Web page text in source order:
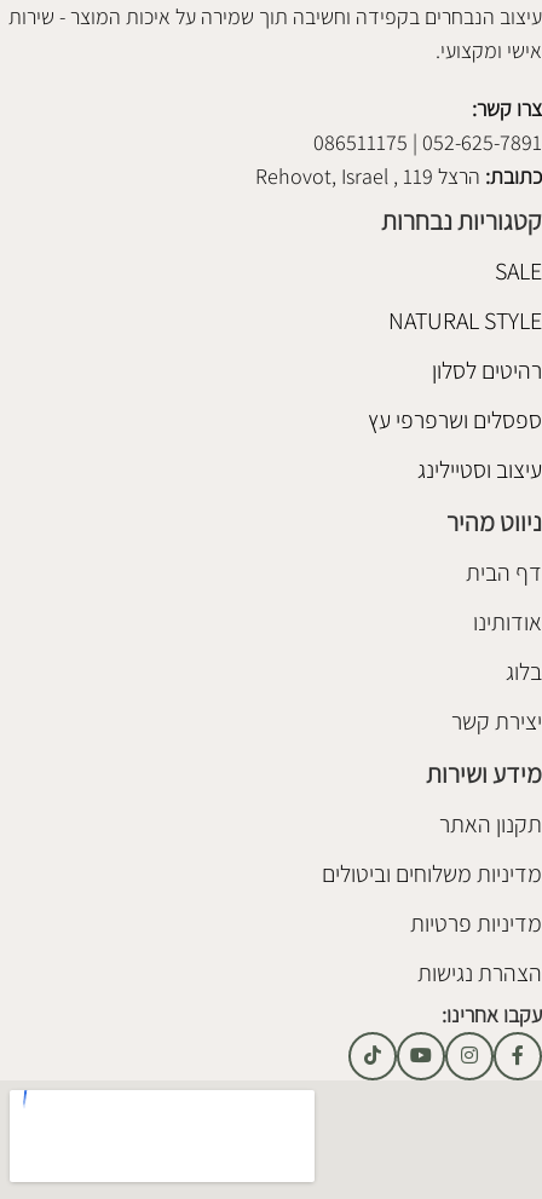
עיצוב הנבחרים בקפידה וחשיבה תוך שמירה על איכות המוצר - שירות
אישי ומקצועי.
צרו קשר:
052-625-7891 | 086511175
כתובת: הרצל 119 , Rehovot, Israel
קטגוריות נבחרות
SALE
NATURAL STYLE
רהיטים לסלון
ספסלים ושרפרפי עץ
עיצוב וסטיילינג
ניווט מהיר
דף הבית
אודותינו
בלוג
יצירת קשר
מידע ושירות
תקנון האתר
מדיניות משלוחים וביטולים
מדיניות פרטיות
הצהרת נגישות
עקבו אחרינו: